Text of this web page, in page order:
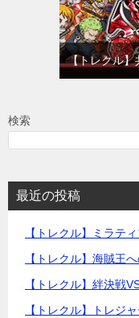
【トレクル】
検索
最近の投稿
【トレクル】ミラテ
【トレクル】海賊王
【トレクル】絆決戦
【トレクル】トレジ